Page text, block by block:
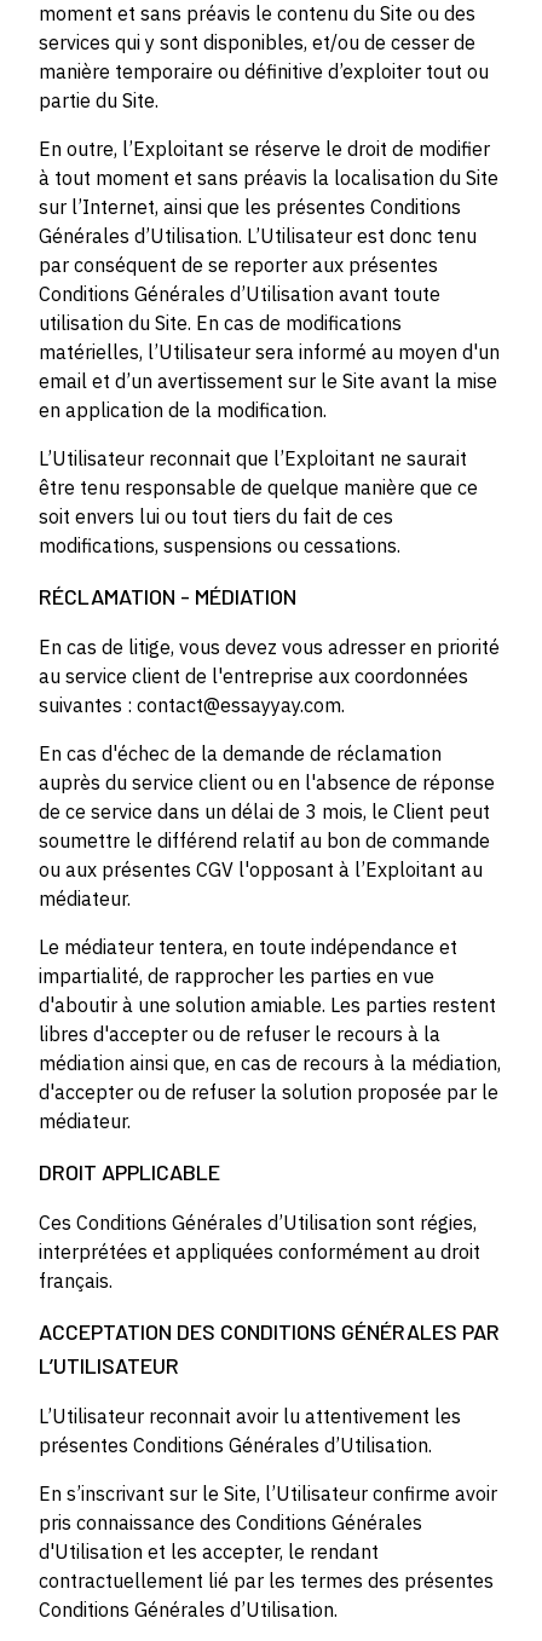
moment et sans préavis le contenu du Site ou des
services qui y sont disponibles, et/ou de cesser de
manière temporaire ou définitive d’exploiter tout ou
partie du Site.
En outre, l’Exploitant se réserve le droit de modifier
à tout moment et sans préavis la localisation du Site
sur l’Internet, ainsi que les présentes Conditions
Générales d’Utilisation. L’Utilisateur est donc tenu
par conséquent de se reporter aux présentes
Conditions Générales d’Utilisation avant toute
utilisation du Site. En cas de modifications
matérielles, l’Utilisateur sera informé au moyen d'un
email et d’un avertissement sur le Site avant la mise
en application de la modification.
L’Utilisateur reconnait que l’Exploitant ne saurait
être tenu responsable de quelque manière que ce
soit envers lui ou tout tiers du fait de ces
modifications, suspensions ou cessations.
RÉCLAMATION - MÉDIATION
En cas de litige, vous devez vous adresser en priorité
au service client de l'entreprise aux coordonnées
suivantes : contact@essayyay.com.
En cas d'échec de la demande de réclamation
auprès du service client ou en l'absence de réponse
de ce service dans un délai de 3 mois, le Client peut
soumettre le différend relatif au bon de commande
ou aux présentes CGV l'opposant à l’Exploitant au
médiateur.
Le médiateur tentera, en toute indépendance et
impartialité, de rapprocher les parties en vue
d'aboutir à une solution amiable. Les parties restent
libres d'accepter ou de refuser le recours à la
médiation ainsi que, en cas de recours à la médiation,
d'accepter ou de refuser la solution proposée par le
médiateur.
DROIT APPLICABLE
Ces Conditions Générales d’Utilisation sont régies,
interprétées et appliquées conformément au droit
français.
ACCEPTATION DES CONDITIONS GÉNÉRALES PAR
L’UTILISATEUR
L’Utilisateur reconnait avoir lu attentivement les
présentes Conditions Générales d’Utilisation.
En s’inscrivant sur le Site, l’Utilisateur confirme avoir
pris connaissance des Conditions Générales
d'Utilisation et les accepter, le rendant
contractuellement lié par les termes des présentes
Conditions Générales d’Utilisation.